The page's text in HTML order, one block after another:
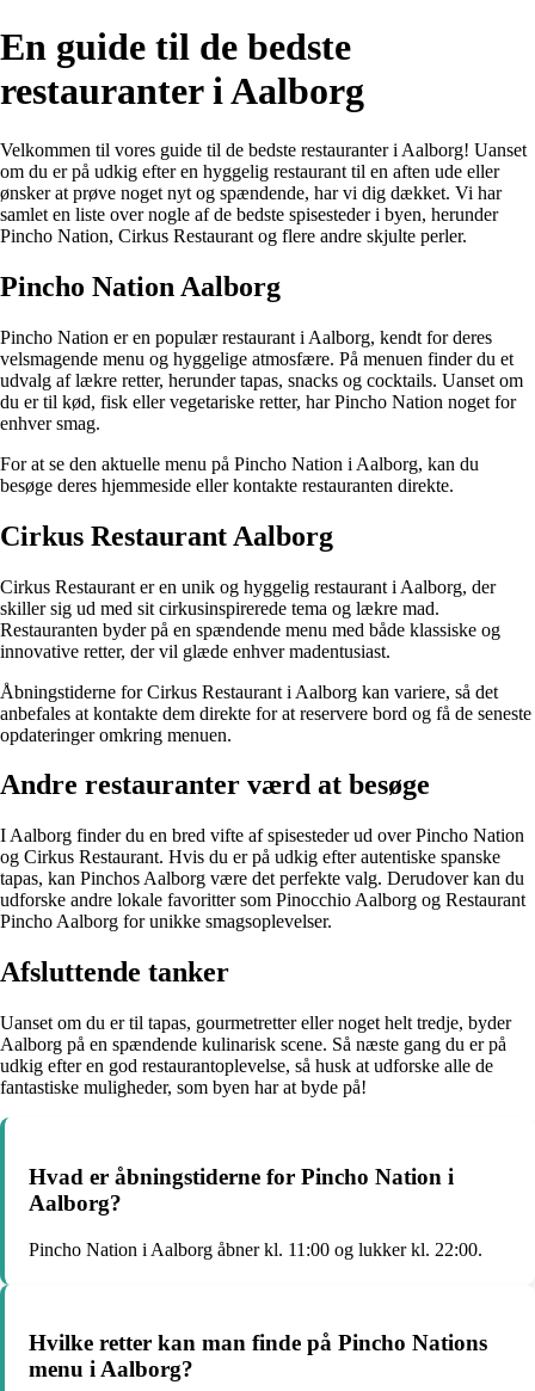
En guide til de bedste
restauranter i Aalborg
Velkommen til vores guide til de bedste restauranter i Aalborg! Uanset
om du er på udkig efter en hyggelig restaurant til en aften ude eller
ønsker at prøve noget nyt og spændende, har vi dig dækket. Vi har
samlet en liste over nogle af de bedste spisesteder i byen, herunder
Pincho Nation, Cirkus Restaurant og flere andre skjulte perler.
Pincho Nation Aalborg
Pincho Nation er en populær restaurant i Aalborg, kendt for deres
velsmagende menu og hyggelige atmosfære. På menuen finder du et
udvalg af lækre retter, herunder tapas, snacks og cocktails. Uanset om
du er til kød, fisk eller vegetariske retter, har Pincho Nation noget for
enhver smag.
For at se den aktuelle menu på Pincho Nation i Aalborg, kan du
besøge deres hjemmeside eller kontakte restauranten direkte.
Cirkus Restaurant Aalborg
Cirkus Restaurant er en unik og hyggelig restaurant i Aalborg, der
skiller sig ud med sit cirkusinspirerede tema og lækre mad.
Restauranten byder på en spændende menu med både klassiske og
innovative retter, der vil glæde enhver madentusiast.
Åbningstiderne for Cirkus Restaurant i Aalborg kan variere, så det
anbefales at kontakte dem direkte for at reservere bord og få de seneste
opdateringer omkring menuen.
Andre restauranter værd at besøge
I Aalborg finder du en bred vifte af spisesteder ud over Pincho Nation
og Cirkus Restaurant. Hvis du er på udkig efter autentiske spanske
tapas, kan Pinchos Aalborg være det perfekte valg. Derudover kan du
udforske andre lokale favoritter som Pinocchio Aalborg og Restaurant
Pincho Aalborg for unikke smagsoplevelser.
Afsluttende tanker
Uanset om du er til tapas, gourmetretter eller noget helt tredje, byder
Aalborg på en spændende kulinarisk scene. Så næste gang du er på
udkig efter en god restaurantoplevelse, så husk at udforske alle de
fantastiske muligheder, som byen har at byde på!
Hvad er åbningstiderne for Pincho Nation i
Aalborg?
Pincho Nation i Aalborg åbner kl. 11:00 og lukker kl. 22:00.
Hvilke retter kan man finde på Pincho Nations
menu i Aalborg?